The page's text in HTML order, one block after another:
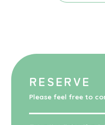
RESERVE
Please feel free to